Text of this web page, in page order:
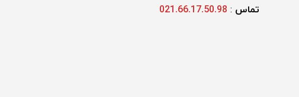
تماس :
021.66.17.50.98